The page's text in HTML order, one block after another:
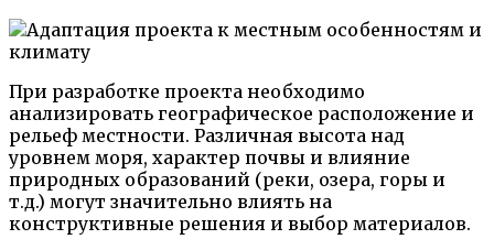
При разработке проекта необходимо
анализировать географическое расположение и
рельеф местности. Различная высота над
уровнем моря, характер почвы и влияние
природных образований (реки, озера, горы и
т.д.) могут значительно влиять на
конструктивные решения и выбор материалов.